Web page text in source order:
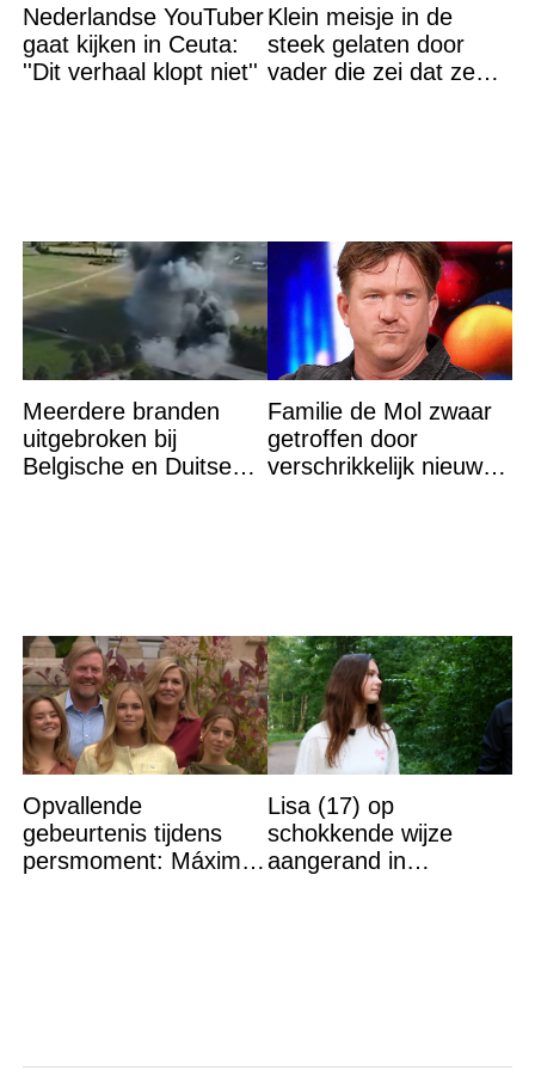
Nederlandse YouTuber
gaat kijken in Ceuta:
''Dit verhaal klopt niet''
Klein meisje in de
steek gelaten door
vader die zei dat ze
Meerdere branden
uitgebroken bij
Belgische en Duitse
Familie de Mol zwaar
getroffen door
verschrikkelijk nieuws:
Opvallende
gebeurtenis tijdens
persmoment: Máxima
Lisa (17) op
schokkende wijze
aangerand in